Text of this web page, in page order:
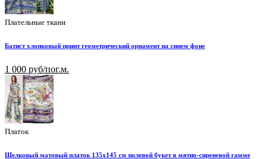
Плательные ткани
Батист хлопковый принт геометрический орнамент на синем фоне
1 000 руб/пог.м.
Платок
Шелковый матовый платок 135х145 см полевой букет в мятно-сиреневой гамме